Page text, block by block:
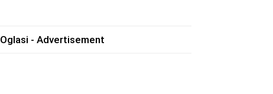
Oglasi - Advertisement